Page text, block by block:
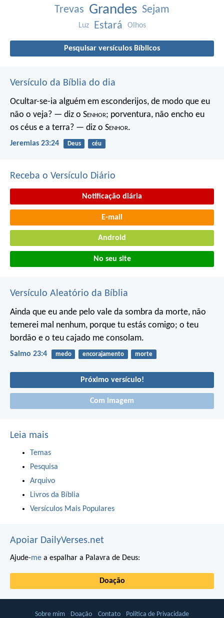
Trevas Grandes Sejam
Luz Estará Olhos
Pesquisar versículos Bíblicos
Versículo da Bíblia do dia
Ocultar-se-ia alguém em esconderijos, de modo que eu
não o veja? — diz o Senhor; porventura, não encho eu
os céus e a terra? — diz o Senhor.
Jeremias 23:24 Deus céu
Receba o Versículo Diário
Notificação diária
E-mail
Android
No seu site
Versículo Aleatório da Bíblia
Ainda que eu ande pelo vale da sombra da morte, não
temerei mal nenhum, porque tu estás comigo; o teu
bordão e o teu cajado me consolam.
Salmo 23:4 medo encorajamento morte
Próximo versículo!
Com imagem
Leia mais
Temas
Pesquisa
Arquivo
Livros da Bíblia
Versículos Mais Populares
Apoiar DailyVerses.net
Ajude-me a espalhar a Palavra de Deus:
Doação
Sobre mim Doação Contato Política de Privacidade